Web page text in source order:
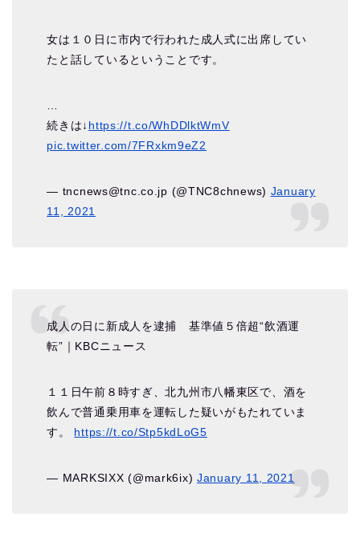
女は１０日に市内で行われた成人式に出席してい
たと話しているということです。
続きは↓ https://t.co/WhDDlktWmV
pic.twitter.com/7FRxkm9eZ2
— tncnews@tnc.co.jp (@TNC8chnews) January
11, 2021
成人の日に新成人を逮捕 基準値５倍超“飲酒運
転”｜KBCニュース
１１日午前８時すぎ、北九州市八幡東区で、酒を
飲んで普通乗用車を運転した疑いがもたれていま
す。 https://t.co/Stp5kdLoG5
— MARKSIXX (@mark6ix)January 11, 2021